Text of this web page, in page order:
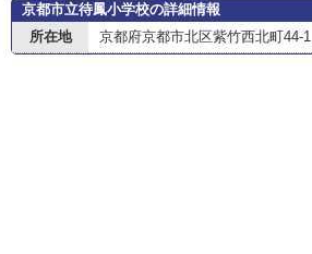
京都市立待鳳小学校の詳細情報
所在地
京都府京都市北区紫竹西北町44-1